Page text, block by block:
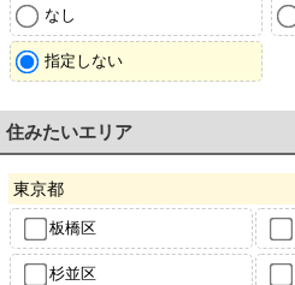
なし
指定しない
住みたいエリア
東京都
板橋区
杉並区